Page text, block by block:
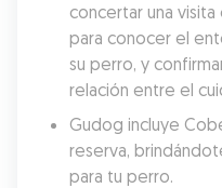
concertar una
para conocer el
su perro, y
relación entre el
Gudog incluye
reserva,
para tu perro.